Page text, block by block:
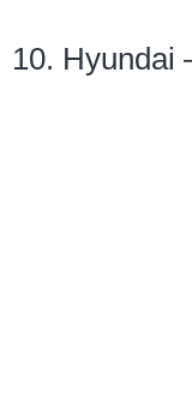
10. Hyundai